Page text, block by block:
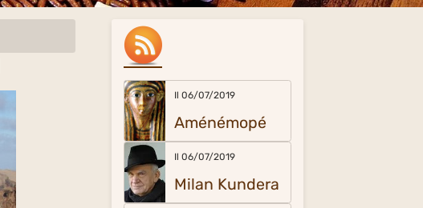
Il 06/07/2019
Aménémopé
Il 06/07/2019
Milan Kundera